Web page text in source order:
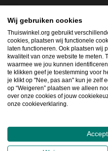
innovatievere toekomst. Dus
shoppen slimmer.
Lid worden
Snel navigeren
2026©
Wij gebruiken cookies
Thuiswinkel.org gebruikt
cookies, plaatsen wij functionele
laten functioneren. Ook plaatsen wij
kwaliteit van onze website te meten.
waarmee we jou kunnen
te klikken geef je toestemming voor
je klikt op "Nee, pas aan" kun je zelf
op “Weigeren” plaatsen we alleen
over onze cookies of jouw
onze cookieverklaring.